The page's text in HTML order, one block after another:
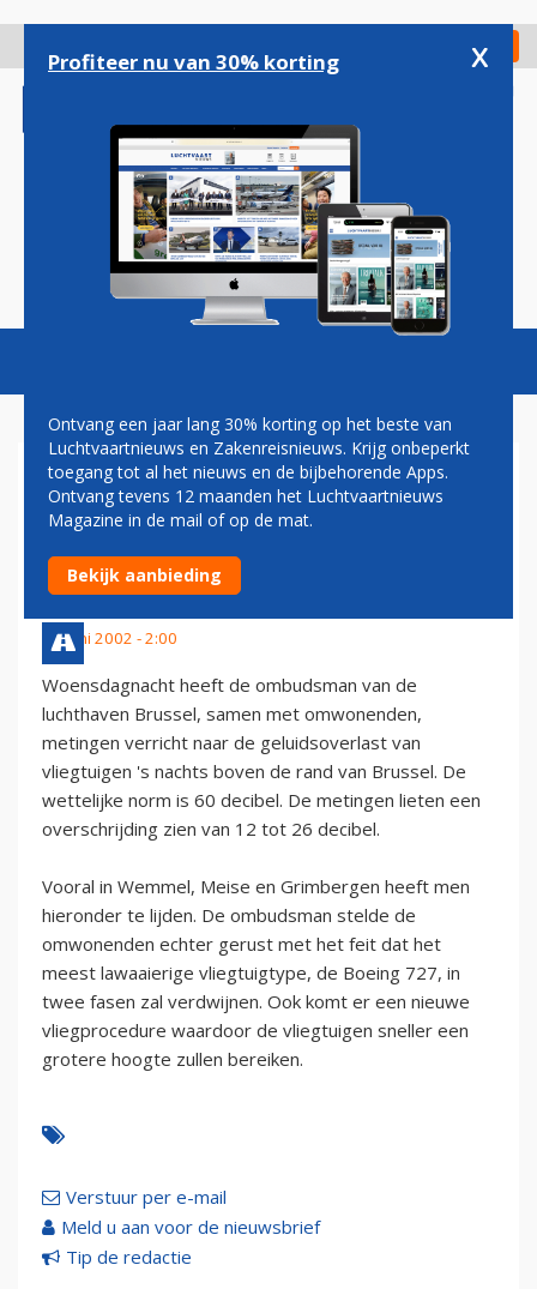
gaan
Check in
Magazine Podcasts Vacatures
NACHTVLUCHTEN OP
BRUSSEL VEROORZAKEN NOG
STEEDS OVERLAST
27 juni 2002 - 2:00
Woensdagnacht heeft de ombudsman van de
luchthaven Brussel, samen met omwonenden,
metingen verricht naar de geluidsoverlast van
vliegtuigen 's nachts boven de rand van Brussel. De
wettelijke norm is 60 decibel. De metingen lieten een
overschrijding zien van 12 tot 26 decibel.
Vooral in Wemmel, Meise en Grimbergen heeft men
hieronder te lijden. De ombudsman stelde de
omwonenden echter gerust met het feit dat het
meest lawaaierige vliegtuigtype, de Boeing 727, in
twee fasen zal verdwijnen. Ook komt er een nieuwe
vliegprocedure waardoor de vliegtuigen sneller een
grotere hoogte zullen bereiken.
Verstuur per e-mail
Meld u aan voor de nieuwsbrief
Tip de redactie
Profiteer nu van 30% korting x
Ontvang een jaar lang 30% korting op het beste van
Luchtvaartnieuws en Zakenreisnieuws. Krijg onbeperkt
toegang tot al het nieuws en de bijbehorende Apps.
Ontvang tevens 12 maanden het Luchtvaartnieuws
Magazine in de mail of op de mat.
Bekijk aanbieding